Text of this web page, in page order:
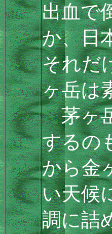
出血で
か、日
それだ
ヶ岳は
茅ヶ岳
するの
から金
い天候
調に詰